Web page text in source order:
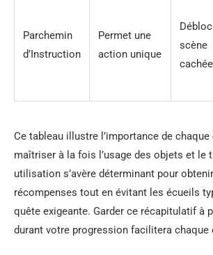
Parchemin
d’Instruction
Permet une
action unique
scène
cachée
Ce tableau illustre l’importance de chaque
maîtriser à la fois l’usage des objets et le
utilisation s’avère déterminant pour
récompenses tout en évitant les écueils
quête exigeante. Garder ce récapitulatif à
durant votre progression facilitera chaque